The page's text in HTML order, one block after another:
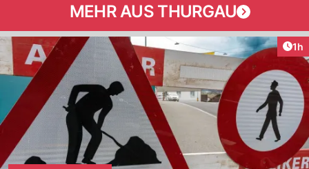
MEHR AUS THURGAU
1h